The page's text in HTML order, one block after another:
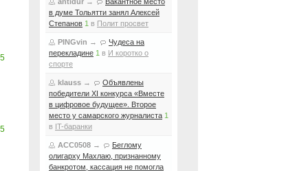
в думе Тольятти занял Алексей
Степанов 1 в Полит просвет
PINGvin →
Чудеса на
перекладине 1 в И коротко о
спорте
klauss →
Объявлены
победители XI конкурса «Вместе
в цифровое будущее». Второе
место у самарского журналиста 1
в IT-баранки
ACC0508 →
Беглому
олигарху Махлаю, признанному
банкротом, кассация не помогла